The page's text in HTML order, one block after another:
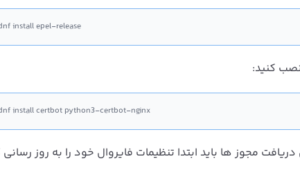
install epel-release
install certbot python3-certbot-nginx